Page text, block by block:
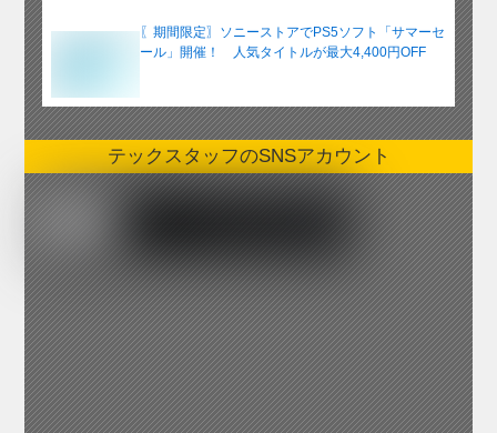
〖期間限定〗ソニーストアでPS5ソフト「サマーセ
ール」開催！ 人気タイトルが最大4,400円OFF
テックスタッフのSNSアカウント